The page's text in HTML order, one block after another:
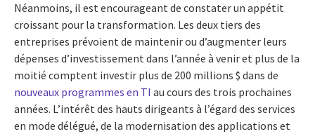
Néanmoins, il est encourageant de constater un appétit
croissant pour la transformation. Les deux tiers des
entreprises prévoient de maintenir ou d’augmenter leurs
dépenses d’investissement dans l’année à venir et plus de la
moitié comptent investir plus de 200 millions $ dans de
nouveaux programmes en TI au cours des trois prochaines
années. L’intérêt des hauts dirigeants à l’égard des services
en mode délégué, de la modernisation des applications et